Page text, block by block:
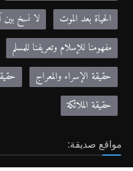
الحياة بعد الموت
لا نسخ بين
مفهومنا للإسلام وتعريفنا للمسلم
حقيقة الإسراء والمعراج
حقيقة الملائكة
مواقع صديقة: